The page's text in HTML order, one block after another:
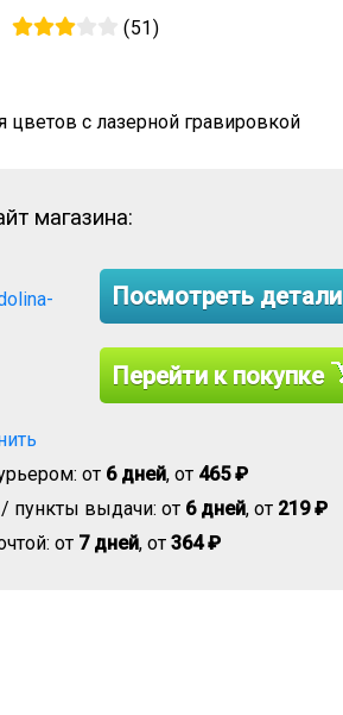
(51)
цветов с лазерной гравировкой
магазина:
Посмотреть детали
Перейти к покупке
от 6 дней, от 465 ₽
пункты выдачи: от 6 дней, от 219 ₽
от 7 дней, от 364 ₽